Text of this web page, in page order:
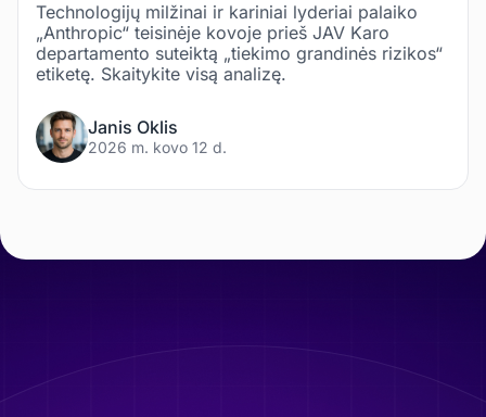
Technologijų milžinai ir kariniai lyderiai palaiko
„Anthropic“ teisinėje kovoje prieš JAV Karo
departamento suteiktą „tiekimo grandinės rizikos“
etiketę. Skaitykite visą analizę.
Janis Oklis
2026 m. kovo 12 d.